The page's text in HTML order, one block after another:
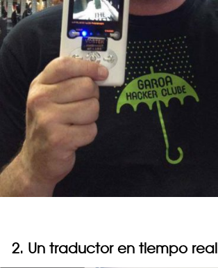
2. Un traductor en tiempo real